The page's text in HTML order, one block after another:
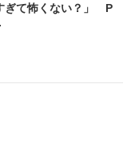
ぎて怖くない？」 P